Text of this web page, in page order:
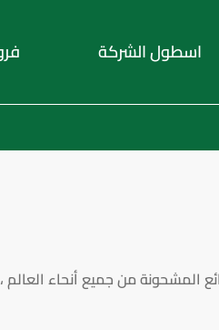
اسطول الشركة
المشحونة من جميع أنحاء